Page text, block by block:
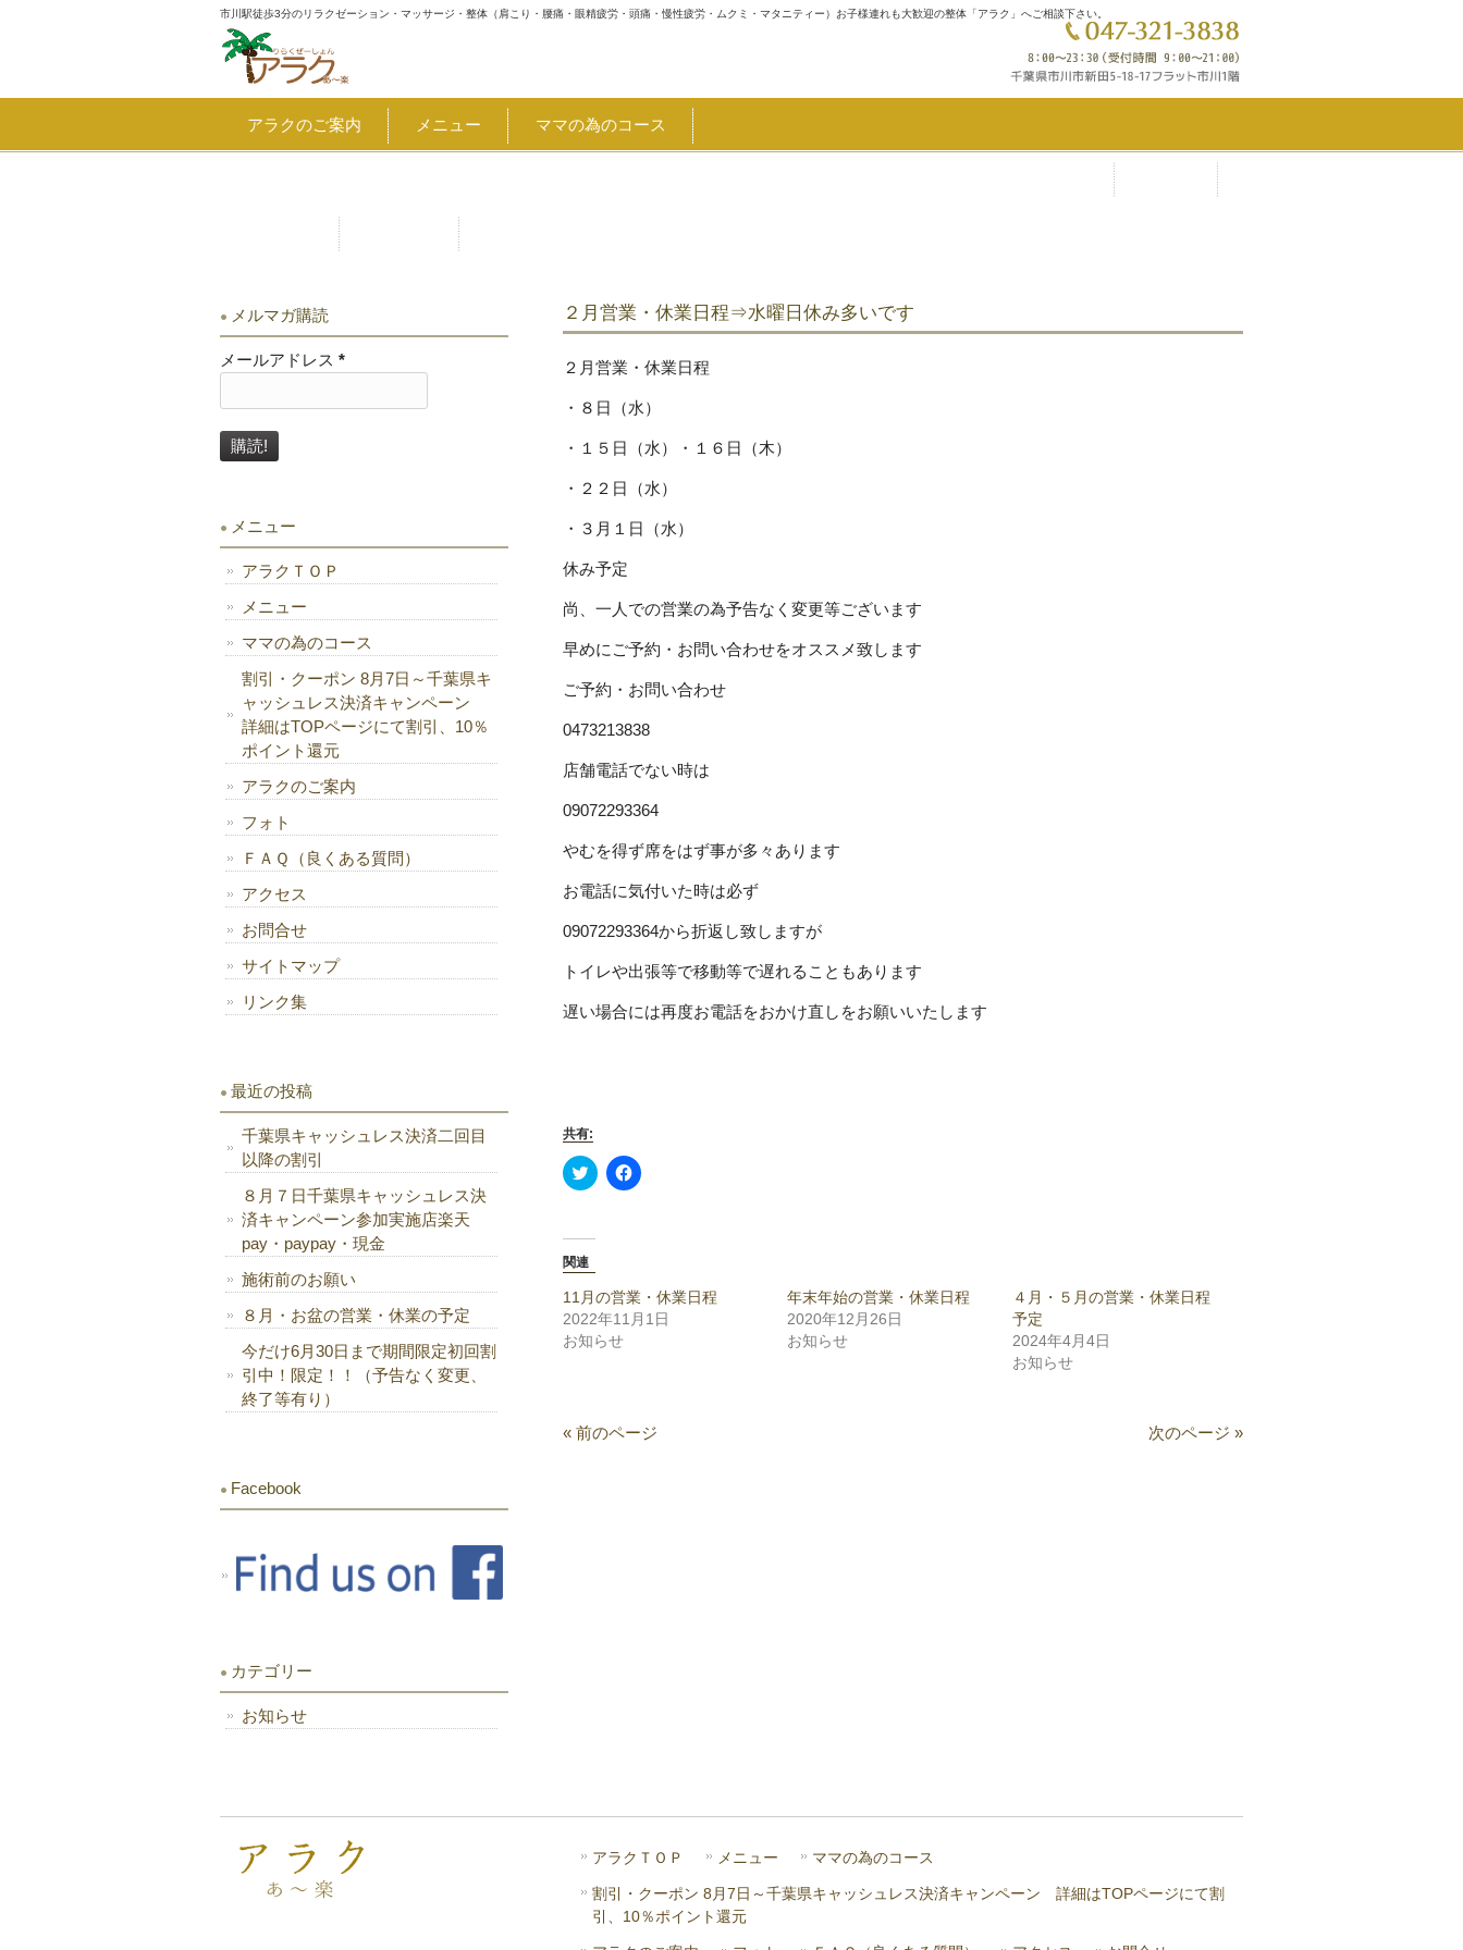
市川駅徒歩3分のリラクゼーション・マッサージ・整体（肩こり・腰痛・眼精疲労・頭痛・慢性疲労・ムクミ・マタニティー）お子様連れも大歓迎の整体「アラク」へご相談下さい。
アラクのご案内 メニュー ママの為のコース
２月営業・休業日程⇒水曜日休み多いです
２月営業・休業日程
・８日（水）
・１５日（水）・１６日（木）
・２２日（水）
・３月１日（水）
休み予定
尚、一人での営業の為予告なく変更等ございます
早めにご予約・お問い合わせをオススメ致します
ご予約・お問い合わせ
0473213838
店舗電話でない時は
09072293364
やむを得ず席をはず事が多々あります
お電話に気付いた時は必ず
09072293364から折返し致しますが
トイレや出張等で移動等で遅れることもあります
遅い場合には再度お電話をおかけ直しをお願いいたします
共有:
Click
to
(新
い
ィ
ン
ド
ウ
で
Facebook
で
リ
ッ
ク
(新
し
関連
11月の営業・休業日程
2022年11月1日
お知らせ
年末年始の営業・休業日程
2020年12月26日
お知らせ
４月・５月の営業・休業日程
予定
2024年4月4日
お知らせ
« 前のページ 次のページ »
メルマガ購読
メールアドレス *
メニュー
アラクＴＯＰ
メニュー
ママの為のコース
割引・クーポン 8月7日～千葉県キ
ャッシュレス決済キャンペーン
詳細はTOPページにて割引、10％
ポイント還元
アラクのご案内
フォト
ＦＡＱ（良くある質問）
アクセス
お問合せ
サイトマップ
リンク集
最近の投稿
千葉県キャッシュレス決済二回目
以降の割引
８月７日千葉県キャッシュレス決
済キャンペーン参加実施店楽天
pay・paypay・現金
施術前のお願い
８月・お盆の営業・休業の予定
今だけ6月30日まで期間限定初回割
引中！限定！！（予告なく変更、
終了等有り）
Facebook
カテゴリー
お知らせ
アラクＴＯＰ メニュー ママの為のコース
割引・クーポン 8月7日～千葉県キャッシュレス決済キャンペーン 詳細はTOPページにて割
引、10％ポイント還元